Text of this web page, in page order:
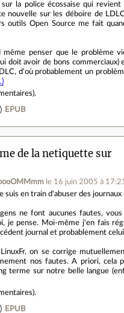
sur la police écossaise qui
nouvelle sur les déboire de
outils Open Source me fait
même penser que le problème
doit avoir de bons commerciaux)
d'où probablement un
).
EPUB
de la netiquette sur
le 16 juin 2005 à 17:21
suis en train d'abuser des journaux
ne font aucunes fautes,
je pense. Moi-même j'en fais
journal et probablement
on se corrige
nos fautes. A priori, cela
terme sur notre belle langue
).
EPUB